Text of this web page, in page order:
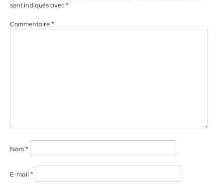
sont indiqués avec*
Commentaire*
Nom*
E-mail *